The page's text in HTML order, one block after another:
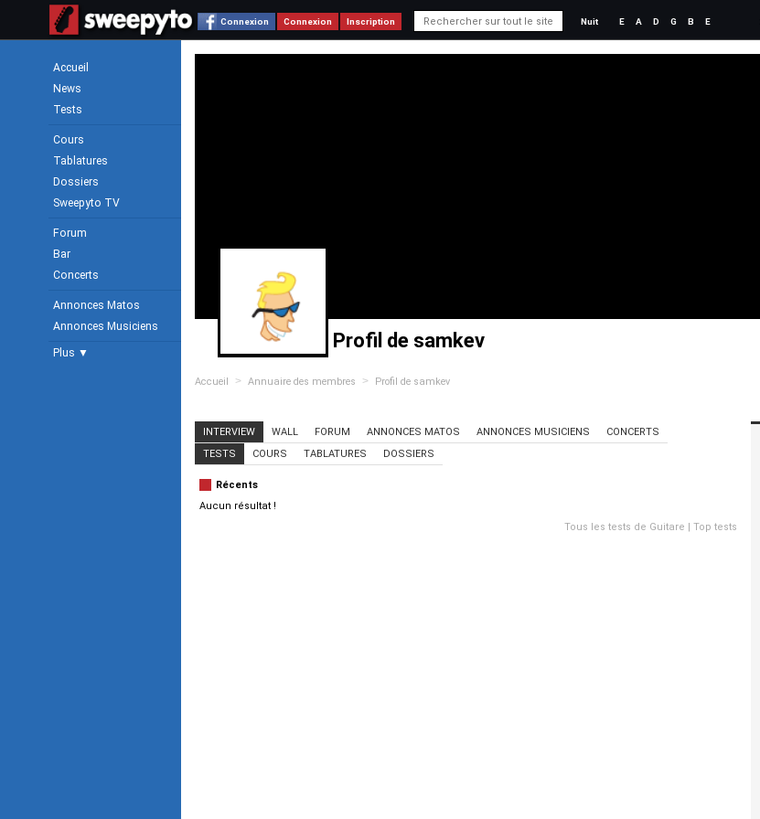
Connexion Connexion Inscription Nuit E A D G B E
Accueil
News
Tests
Cours
Tablatures
Dossiers
Sweepyto TV
Forum
Bar
Concerts
Annonces Matos
Annonces Musiciens
Plus ▼
Profil de samkev
Accueil > Annuaire des membres > Profil de samkev
INTERVIEW WALL FORUM ANNONCES MATOS ANNONCES MUSICIENS
CONCERTS
TESTS
COURS TABLATURES DOSSIERS
Récents
Aucun résultat !
Tous les tests de Guitare | Top tests